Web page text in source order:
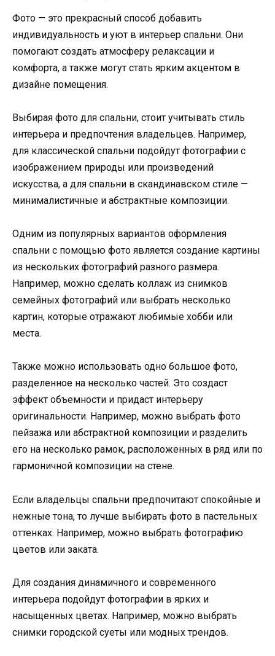
Фото — это прекрасный способ добавить
индивидуальность и уют в интерьер спальни. Они
помогают создать атмосферу релаксации и
комфорта, а также могут стать ярким акцентом в
дизайне помещения.
Выбирая фото для спальни, стоит учитывать стиль
интерьера и предпочтения владельцев. Например,
для классической спальни подойдут фотографии с
изображением природы или произведений
искусства, а для спальни в скандинавском стиле —
минималистичные и абстрактные композиции.
Одним из популярных вариантов оформления
спальни с помощью фото является создание картины
из нескольких фотографий разного размера.
Например, можно сделать коллаж из снимков
семейных фотографий или выбрать несколько
картин, которые отражают любимые хобби или
места.
Также можно использовать одно большое фото,
разделенное на несколько частей. Это создаст
эффект объемности и придаст интерьеру
оригинальности. Например, можно выбрать фото
пейзажа или абстрактной композиции и разделить
его на несколько рамок, расположенных в ряд или по
гармоничной композиции на стене.
Если владельцы спальни предпочитают спокойные и
нежные тона, то лучше выбирать фото в пастельных
оттенках. Например, можно выбрать фотографию
цветов или заката.
Для создания динамичного и современного
интерьера подойдут фотографии в ярких и
насыщенных цветах. Например, можно выбрать
снимки городской суеты или модных трендов.